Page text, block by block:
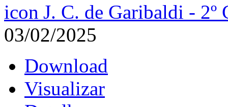
J. C. de Garibaldi - 2º
03/02/2025
Download
Visualizar